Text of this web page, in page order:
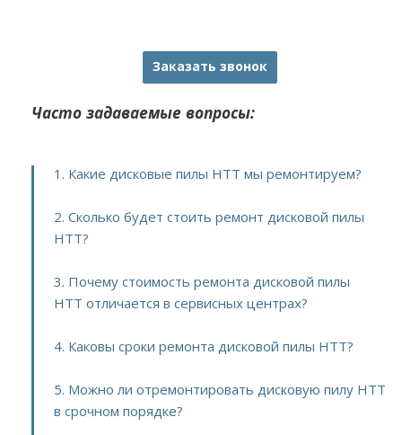
Заказать звонок
Часто задаваемые вопросы:
1. Какие дисковые пилы HTT мы ремонтируем?
2. Сколько будет стоить ремонт дисковой пилы
HTT?
3. Почему стоимость ремонта дисковой пилы
HTT отличается в сервисных центрах?
4. Каковы сроки ремонта дисковой пилы HTT?
5. Можно ли отремонтировать дисковую пилу HTT
в срочном порядке?